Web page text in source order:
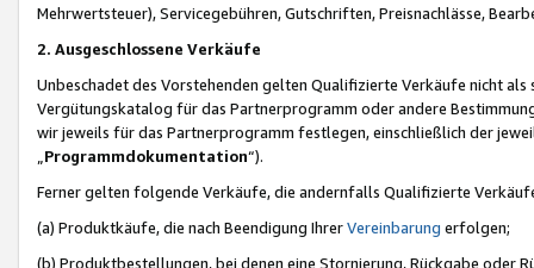
Mehrwertsteuer), Servicegebühren, Gutschriften, Preisnachlässe,
2. Ausgeschlossene Verkäufe
Unbeschadet des Vorstehenden gelten Qualifizierte Verkäufe nicht
Vergütungskatalog für das Partnerprogramm oder andere
wir jeweils für das Partnerprogramm festlegen, einschließlich der
Programmdokumentation“).
Ferner gelten folgende Verkäufe, die andernfalls Qualifizierte
(a) Produktkäufe, die nach Beendigung IhrerVereinbarung erfolgen;
(b) Produktbestellungen, bei denen eine Stornierung, Rückgabe oder